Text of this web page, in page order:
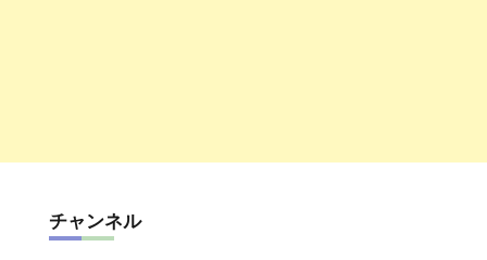
チャンネル